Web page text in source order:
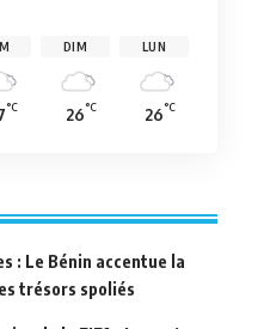
°C
DIM
26°C
LUN
26°C
: Le Bénin accentue la
trésors spoliés